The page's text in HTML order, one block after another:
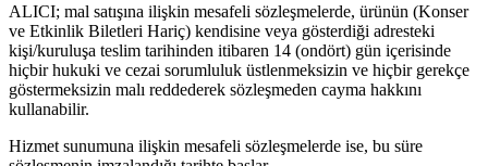
ALICI; mal satışına ilişkin mesafeli sözleşmelerde, ürünün (Konser
ve Etkinlik Biletleri Hariç) kendisine veya gösterdiği adresteki
kişi/kuruluşa teslim tarihinden itibaren 14 (ondört) gün içerisinde
hiçbir hukuki ve cezai sorumluluk üstlenmeksizin ve hiçbir gerekçe
göstermeksizin malı reddederek sözleşmeden cayma hakkını
kullanabilir.
Hizmet sunumuna ilişkin mesafeli sözleşmelerde ise, bu süre